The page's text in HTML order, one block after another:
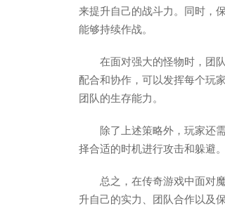
来提升自己的战斗力。同时，
能够持续作战。
在面对强大的怪物时，团
配合和协作，可以发挥每个玩
团队的生存能力。
除了上述策略外，玩家还
择合适的时机进行攻击和躲避
总之，在传奇游戏中面对
升自己的实力、团队合作以及